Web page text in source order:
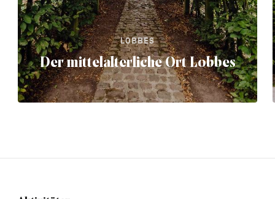
LOBBES
Der mittelalterliche Ort Lobbes